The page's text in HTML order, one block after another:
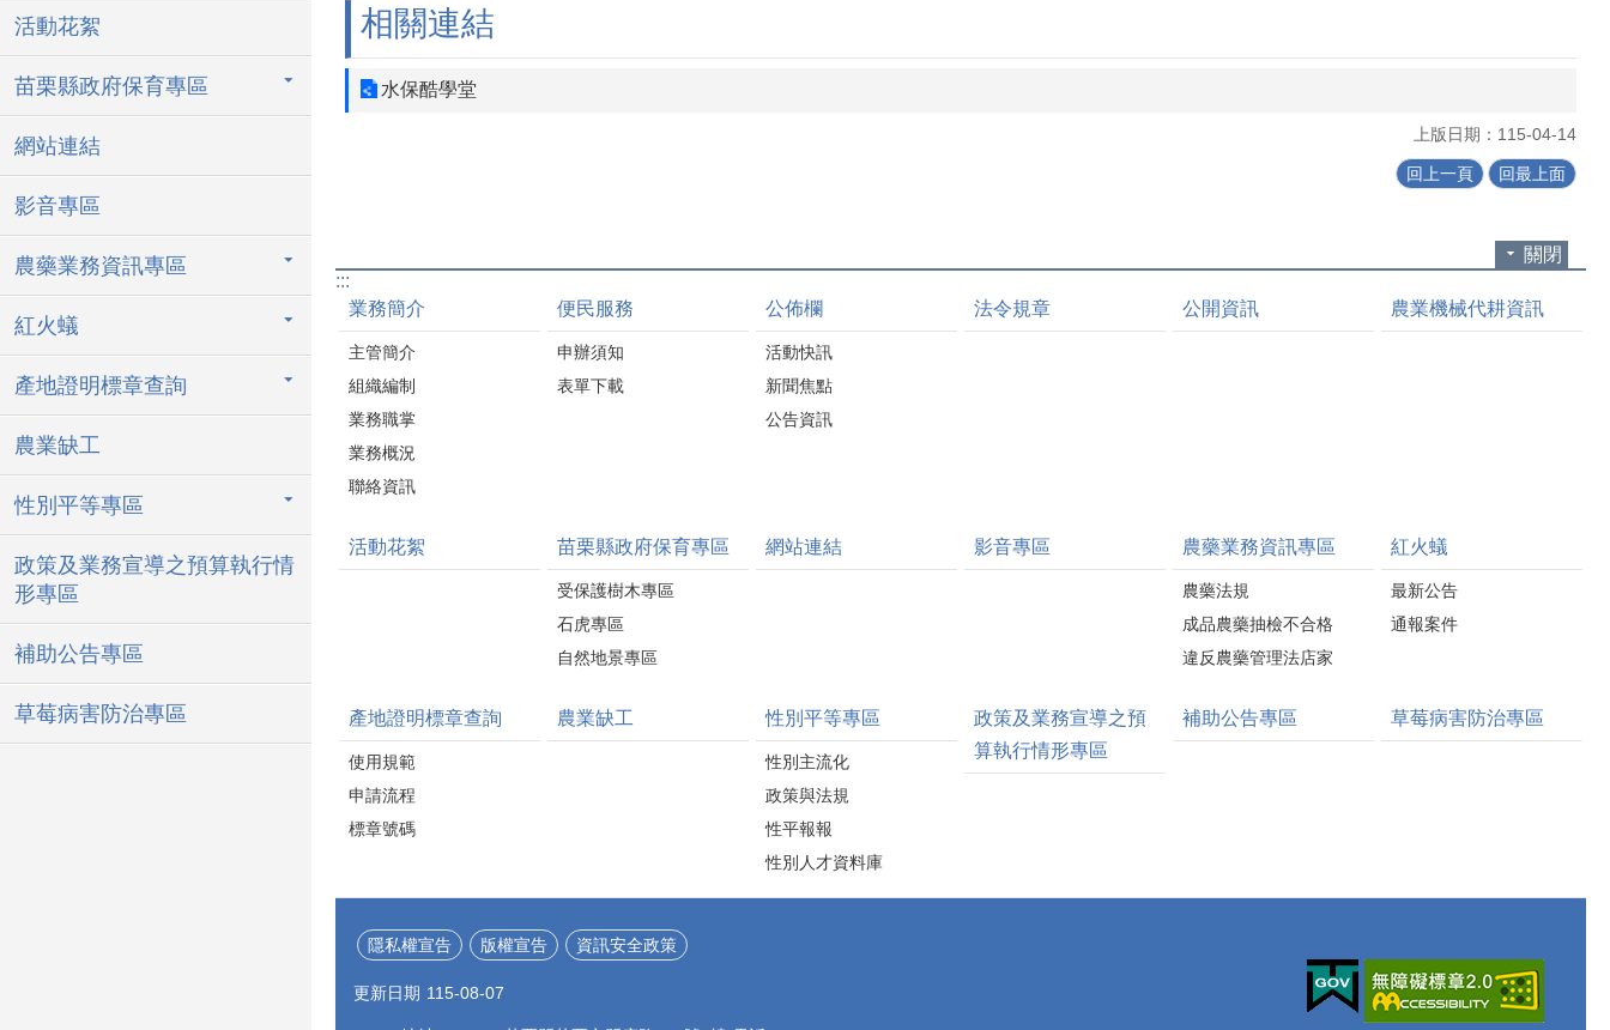
活動花絮
苗栗縣政府保育專區
網站連結
影音專區
農藥業務資訊專區
紅火蟻
產地證明標章查詢
農業缺工
性別平等專區
政策及業務宣導之預算執行情
形專區
補助公告專區
草莓病害防治專區
相關連結
水保酷學堂
上版日期：115-04-14
回上一頁 回最上面
關閉
:::
業務簡介
主管簡介
組織編制
業務職掌
業務概況
聯絡資訊
便民服務
申辦須知
表單下載
公佈欄
活動快訊
新聞焦點
公告資訊
法令規章 公開資訊 農業機械代耕資訊
活動花絮 苗栗縣政府保育專區
受保護樹木專區
石虎專區
自然地景專區
網站連結 影音專區 農藥業務資訊專區
農藥法規
成品農藥抽檢不合格
違反農藥管理法店家
紅火蟻
最新公告
通報案件
產地證明標章查詢
使用規範
申請流程
標章號碼
農業缺工 性別平等專區
性別主流化
政策與法規
性平報報
性別人才資料庫
政策及業務宣導之預
算執行情形專區
補助公告專區 草莓病害防治專區
隱私權宣告 版權宣告 資訊安全政策
更新日期 115-08-07